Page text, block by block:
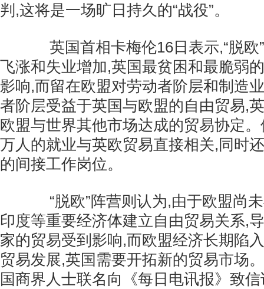
判,这将是一场旷日持久的“战役”。
英国首相卡梅伦16日表示,“脱欧
飞涨和失业增加,英国最贫困和最脆弱
影响,而留在欧盟对劳动者阶层和制造
者阶层受益于英国与欧盟的自由贸易,
欧盟与世界其他市场达成的贸易协定
万人的就业与英欧贸易直接相关,同时
的间接工作岗位。
“脱欧”阵营则认为,由于欧盟尚
印度等重要经济体建立自由贸易关系,
家的贸易受到影响,而欧盟经济长期陷
贸易发展,英国需要开拓新的贸易市场
国商界人士联名向《每日电讯报》致信